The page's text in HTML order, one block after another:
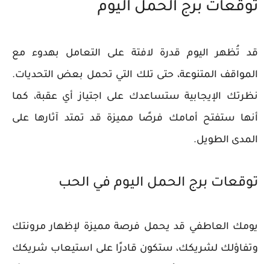
توقعات برج الحمل اليوم
قد تُظهر اليوم قدرة لافتة على التعامل بهدوء مع
المواقف المتنوعة، حتى تلك التي تحمل بعض التحديات.
نظرتك الإيجابية ستساعدك على اجتياز أي عقبة، كما
أنها ستفتح أمامك فرصًا مميزة قد تمتد آثارها على
المدى الطويل.
توقعات برج الحمل اليوم في الحب
يومك العاطفي قد يحمل فرصة مميزة لإظهار مرونتك
وتفاؤلك لشريكك، ستكون قادرًا على استيعاب شريكك